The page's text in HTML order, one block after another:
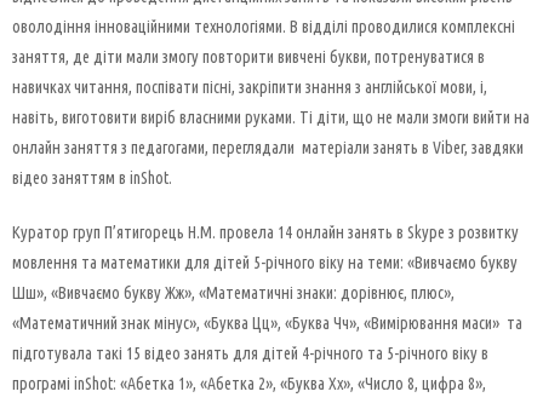
оволодіння інноваційними технологіями. В відділі проводилися комплексні
заняття, де діти мали змогу повторити вивчені букви, потренуватися в
навичках читання, поспівати пісні, закріпити знання з англійської мови, і,
навіть, виготовити виріб власними руками. Ті діти, що не мали змоги вийти на
онлайн заняття з педагогами, переглядали матеріали занять в Viber, завдяки
відео заняттям в inShot.
Куратор груп П’ятигорець Н.М. провела 14 онлайн занять в Skype з розвитку
мовлення та математики для дітей 5-річного віку на теми: «Вивчаємо букву
Шш», «Вивчаємо букву Жж», «Математичні знаки: дорівнює, плюс»,
«Математичний знак мінус», «Буква Цц», «Буква Чч», «Вимірювання маси» та
підготувала такі 15 відео занять для дітей 4-річного та 5-річного віку в
програмі inShot: «Абетка 1», «Абетка 2», «Буква Хх», «Число 8, цифра 8»,